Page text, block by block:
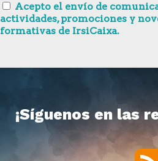
Acepto el envío de
actividades, promociones y
formativas de IrsiCaixa.
¡Síguenos en las